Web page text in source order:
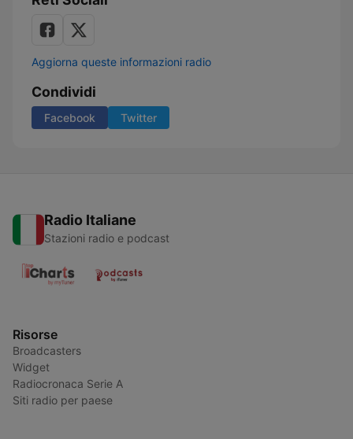
Aggiorna queste informazioni radio
Condividi
Facebook Twitter
Radio Italiane
Stazioni radio e podcast
Risorse
Broadcasters
Widget
Radiocronaca Serie A
Siti radio per paese